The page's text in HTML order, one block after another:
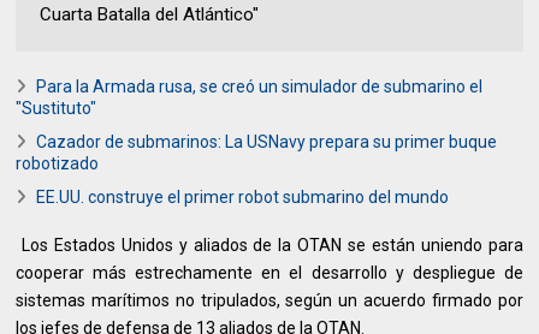
Cuarta Batalla del Atlántico"
Para la Armada rusa, se creó un simulador de submarino el
"Sustituto"
Cazador de submarinos: La USNavy prepara su primer buque
robotizado
EE.UU. construye el primer robot submarino del mundo
Los Estados Unidos y aliados de la OTAN se están uniendo para
cooperar más estrechamente en el desarrollo y despliegue de
sistemas marítimos no tripulados, según un acuerdo firmado por
los jefes de defensa de 13 aliados de la OTAN.